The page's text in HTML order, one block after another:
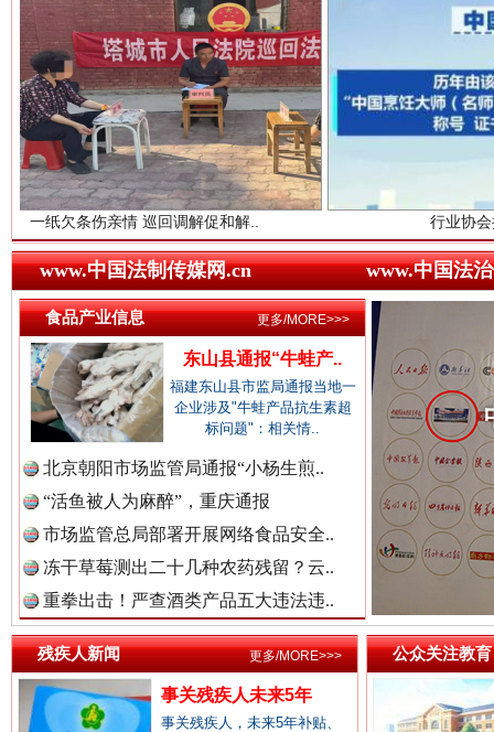
中国企业新闻网.
中国农业新闻网.
中国视频新闻网.
中国廉政法纪网.
中国律师在线.
中国参政网.中
“后车司机肯定在骂我” 全民健
世界屋脊 天路回响 永
情 巡回调解促和解.. 行业协会接连发公告
www.中国法制传媒网.cn www.中国法
食品产业信息
东山县通报“牛蛙产..
福建东山县市监局通报当地一
企业涉及"牛蛙产品抗生素超
标问题"：相关情..
北京朝阳市场监管局通报“小杨生煎..
“活鱼被人为麻醉”，重庆通报
市场监管总局部署开展网络食品安全..
冻干草莓测出二十几种农药残留？云..
重拳出击！严查酒类产品五大违法违..
更多/MORE>>>
残疾人新闻
事关残疾人未来5年
事关残疾人，未来5年补贴、
更多/MORE>>> 公众关注教育